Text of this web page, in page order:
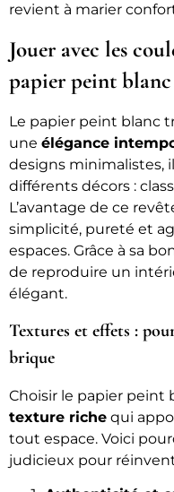
revient à marier
Jouer avec les
papier peint blanc
Le papier peint blanc
une élégance
designs minimalistes,
différents décors :
L’avantage de ce
simplicité, pureté et
espaces. Grâce à sa
de reproduire un
élégant.
Textures et effets :
brique
Choisir le papier peint
texture riche qui
tout espace. Voici
judicieux pour